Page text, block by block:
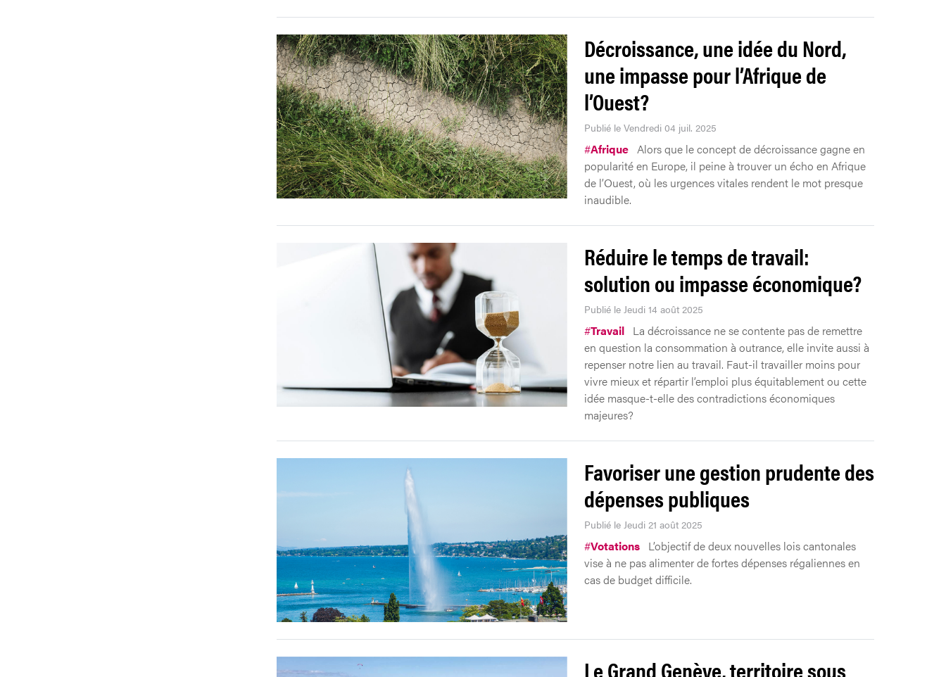
Décroissance, une idée du Nord,
une impasse pour l’Afrique de
l’Ouest?
Publié le Vendredi 04 juil. 2025
#Afrique Alors que le concept de décroissance gagne en
popularité en Europe, il peine à trouver un écho en Afrique
de l’Ouest, où les urgences vitales rendent le mot presque
inaudible.
Réduire le temps de travail:
solution ou impasse économique?
Publié le Jeudi 14 août 2025
#Travail La décroissance ne se contente pas de remettre
en question la consommation à outrance, elle invite aussi à
repenser notre lien au travail. Faut-il travailler moins pour
vivre mieux et répartir l’emploi plus équitablement ou cette
idée masque-t-elle des contradictions économiques
majeures?
Favoriser une gestion prudente des
dépenses publiques
Publié le Jeudi 21 août 2025
#Votations L’objectif de deux nouvelles lois cantonales
vise à ne pas alimenter de fortes dépenses régaliennes en
cas de budget difficile.
Le Grand Genève, territoire sous